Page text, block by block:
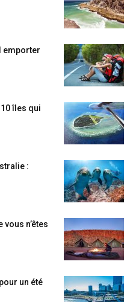
emporter
îles qui
:
n’êtes
un été